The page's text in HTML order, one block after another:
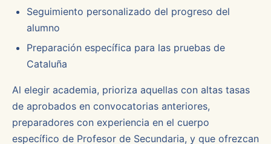
Seguimiento personalizado del progreso del
alumno
Preparación específica para las pruebas de
Cataluña
Al elegir academia, prioriza aquellas con altas tasas
de aprobados en convocatorias anteriores,
preparadores con experiencia en el cuerpo
específico de Profesor de Secundaria, y que ofrezcan